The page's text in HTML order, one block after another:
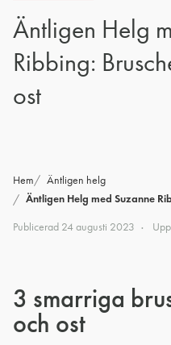
Äntligen Helg
Ribbing:
ost
Hem Äntligen helg
Äntligen Helg med Suzanne
Publicerad 24 augusti 2023
3 smarriga
och ost